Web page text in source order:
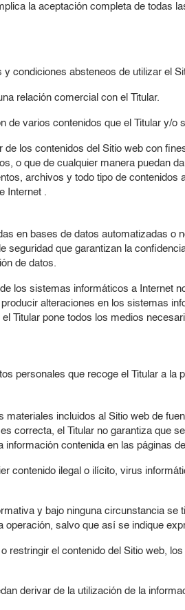
la aceptación completa de todas
condiciones absteneos de utilizar el
relación comercial con el Titular.
varios contenidos que el Titular y/
los contenidos del Sitio web con
o que de cualquier manera puedan
archivos y todo tipo de contenidos
Internet .
en bases de datos automatizadas o
que garantizan la
de datos.
los sistemas informáticos a Internet
alteraciones en los sistemas
Titular pone todos los medios
personales que recoge el Titular a la
incluidos al Sitio web de
correcta, el Titular no garantiza que
contenida en las páginas
contenido ilegal o ilícito, virus
y bajo ninguna circunstancia
salvo que así se indique
restringir el contenido del Sitio web,
derivar de la utilización de la